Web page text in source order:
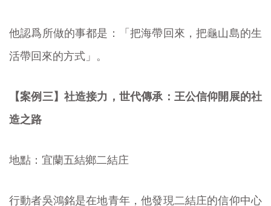
他認爲所做的事都是：「把海帶回來，把龜山島的生
活帶回來的方式」。
【案例三】社造接力，世代傳承：王公信仰開展的社
造之路
地點：宜蘭五結鄉二結庄
行動者吳鴻銘是在地青年，他發現二結庄的信仰中心